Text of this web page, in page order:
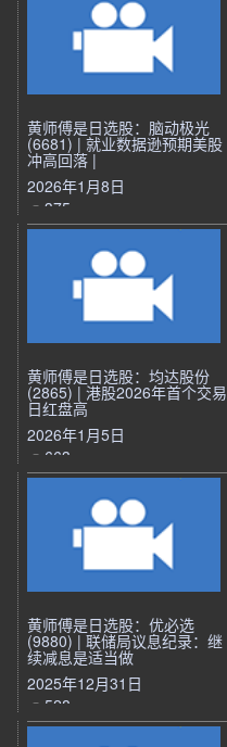
黄师傅是日选股：脑动极光
(6681) | 就业数据逊预期美股
冲高回落 |
2026年1月8日
375
黄师傅是日选股：均达股份
(2865) | 港股2026年首个交易
日红盘高
2026年1月5日
663
黄师傅是日选股：优必选
(9880) | 联储局议息纪录：继
续减息是适当做
2025年12月31日
528